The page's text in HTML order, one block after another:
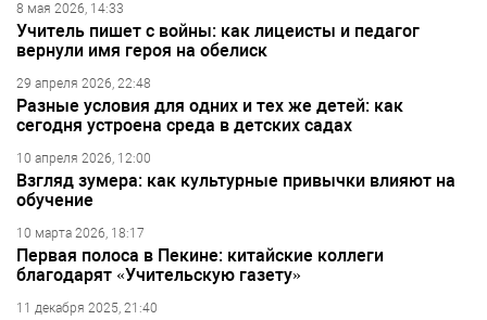
8 мая 2026, 14:33
Учитель пишет с войны: как лицеисты и педагог
вернули имя героя на обелиск
29 апреля 2026, 22:48
Разные условия для одних и тех же детей: как
сегодня устроена среда в детских садах
10 апреля 2026, 12:00
Взгляд зумера: как культурные привычки влияют на
обучение
10 марта 2026, 18:17
Первая полоса в Пекине: китайские коллеги
благодарят «Учительскую газету»
11 декабря 2025, 21:40